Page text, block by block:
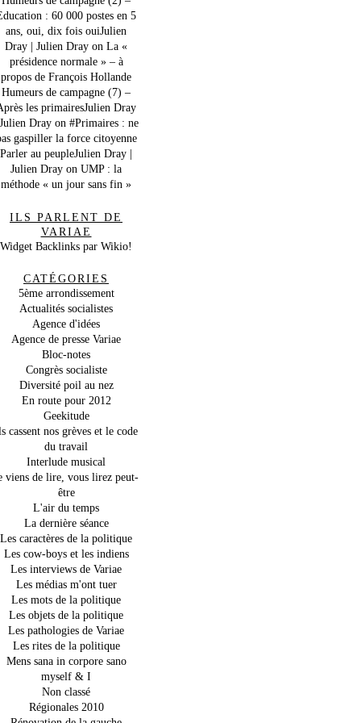
: 60 000 postes en 5
ans, oui, dix fois ouiJulien
Dray | Julien Dray on La «
présidence normale » – à
propos de François Hollande
Humeurs de campagne (7) –
les primairesJulien Dray
Dray on #Primaires : ne
gaspiller la force citoyenne
Parler au peupleJulien Dray |
Julien Dray on UMP : la
méthode « un jour sans fin »
ILS PARLENT DE
VARIAE
Widget Backlinks par Wikio!
CATÉGORIES
5ème arrondissement
Actualités socialistes
Agence d'idées
Agence de presse Variae
Bloc-notes
Congrès socialiste
Diversité poil au nez
En route pour 2012
Geekitude
cassent nos grèves et le code
du travail
Interlude musical
viens de lire, vous lirez peut-
être
L'air du temps
La dernière séance
Les caractères de la politique
Les cow-boys et les indiens
Les interviews de Variae
Les médias m'ont tuer
Les mots de la politique
Les objets de la politique
Les pathologies de Variae
Les rites de la politique
Mens sana in corpore sano
myself & I
Non classé
Régionales 2010